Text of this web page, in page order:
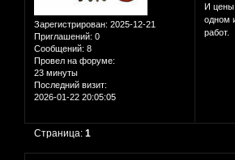
Зарегистрирован: 2025-12-21
Приглашений: 0
Сообщений: 8
Провел на форуме:
23 минуты
Последний визит:
2026-01-22 20:05:05
И цены
одном
работ.
Страница:1